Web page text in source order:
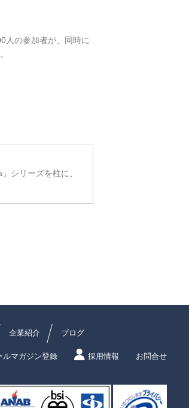
人の参加者が、同時に
シリーズを柱に、
企業紹介 ブログ
ルマガジン登録 採用情報 お問合せ